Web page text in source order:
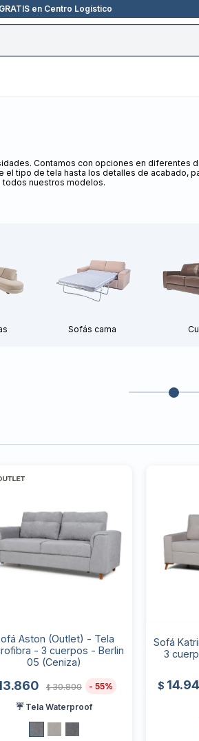
en Centro Logístico
Contamos con opciones en diferentes
tipo de tela hasta los detalles de acabado,
todos nuestros modelos.
Sofás cama
Aston (Outlet) - Tela
- 3 cuerpos - Berlin
05 (Ceniza)
$ 30.800
55
☔ Tela Waterproof
Sofá
3
$